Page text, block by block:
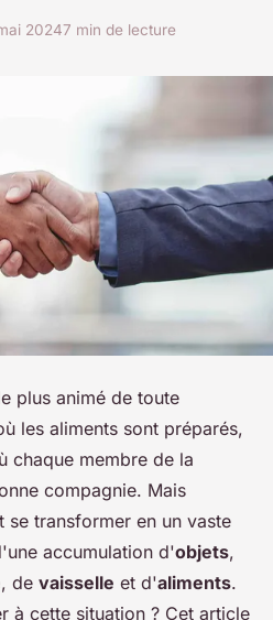
20247 min de lecture
plus animé de toute
les aliments sont préparés,
chaque membre de la
compagnie. Mais
transformer en un vaste
accumulation d'objets,
, de vaisselle et d'aliments.
à cette situation ? Cet article